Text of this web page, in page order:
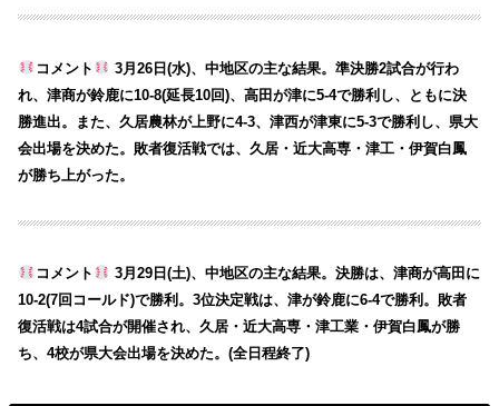
コメント
3月26日(水)、中地区の主な結果。準決勝2試合が行わ
れ、津商が鈴鹿に10-8(延長10回)、高田が津に5-4で勝利し、ともに決
勝進出。また、久居農林が上野に4-3、津西が津東に5-3で勝利し、県大
会出場を決めた。敗者復活戦では、久居・近大高専・津工・伊賀白鳳
が勝ち上がった。
コメント
3月29日(土)、中地区の主な結果。決勝は、津商が高田に
10-2(7回コールド)で勝利。3位決定戦は、津が鈴鹿に6-4で勝利。敗者
復活戦は4試合が開催され、久居・近大高専・津工業・伊賀白鳳が勝
ち、4校が県大会出場を決めた。(全日程終了)